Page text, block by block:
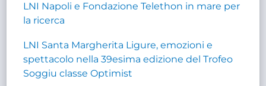
LNI Napoli e Fondazione Telethon in mare per
la ricerca
LNI Santa Margherita Ligure, emozioni e
spettacolo nella 39esima edizione del Trofeo
Soggiu classe Optimist